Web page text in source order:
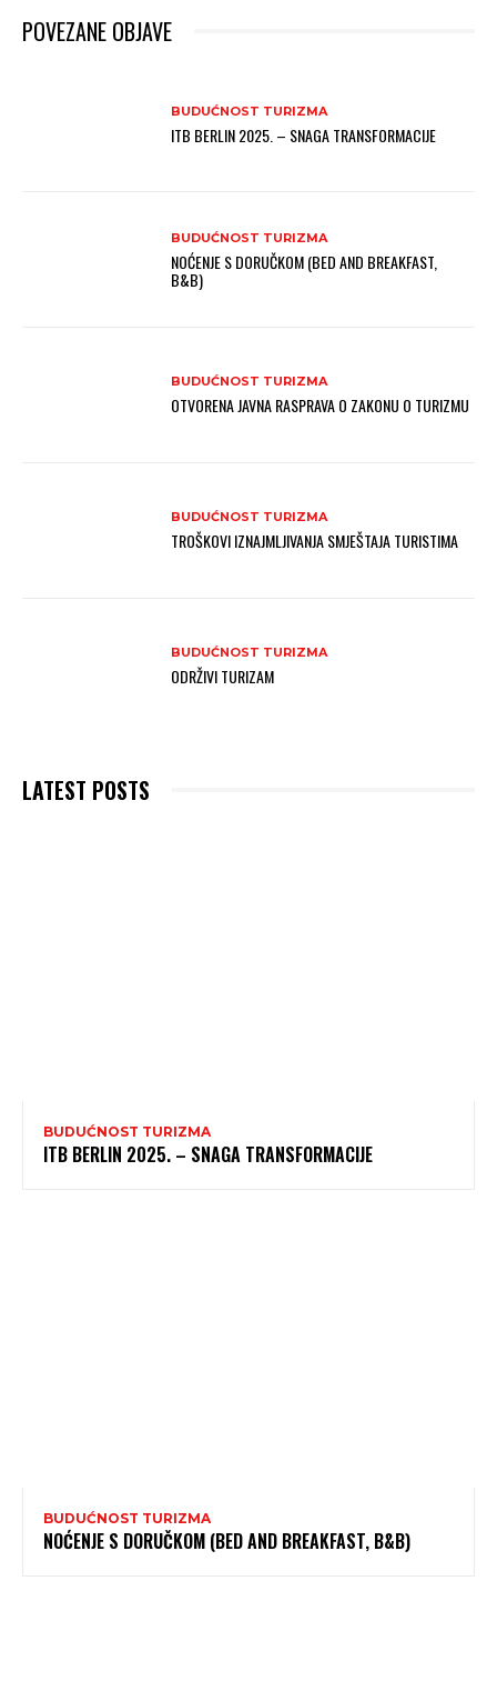
POVEZANE OBJAVE
BUDUĆNOST TURIZMA
ITB BERLIN 2025. – SNAGA TRANSFORMACIJE
BUDUĆNOST TURIZMA
NOĆENJE S DORUČKOM (BED AND BREAKFAST,
B&B)
BUDUĆNOST TURIZMA
OTVORENA JAVNA RASPRAVA O ZAKONU O TURIZMU
BUDUĆNOST TURIZMA
TROŠKOVI IZNAJMLJIVANJA SMJEŠTAJA TURISTIMA
BUDUĆNOST TURIZMA
ODRŽIVI TURIZAM
LATEST POSTS
BUDUĆNOST TURIZMA
ITB BERLIN 2025. – SNAGA TRANSFORMACIJE
BUDUĆNOST TURIZMA
NOĆENJE S DORUČKOM (BED AND BREAKFAST, B&B)